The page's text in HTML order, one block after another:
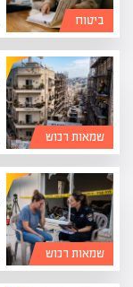
ביטוח
שמאות רכוש
שמאות רכוש